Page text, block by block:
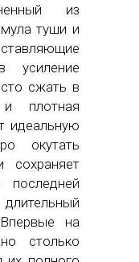
из
туши и
усиление
сжать в
плотная
идеальную
окутать
сохраняет
на
столько